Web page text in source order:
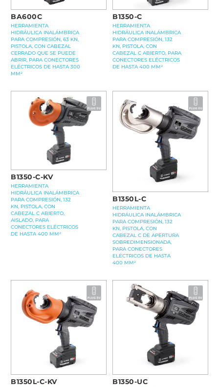
BA600C
HERRAMIENTA
HIDRÁULICA INALÁMBRICA
PARA COMPRESIÓN, 63 KN,
PISTOLA, CON CABEZAL
CERRADO QUE SE PUEDE
ABRIR, PARA CONECTORES
ELÉCTRICOS DE HASTA 300
MM²
B1350-C
HERRAMIENTA
HIDRÁULICA INALÁMBRICA
PARA COMPRESIÓN, 132
KN, PISTOLA, CON
CABEZAL C ABIERTO, PARA
CONECTORES ELÉCTRICOS
DE HASTA 400 MM²
B1350-C-KV
HERRAMIENTA
HIDRÁULICA INALÁMBRICA
PARA COMPRESIÓN, 132
KN, PISTOLA, CON
CABEZAL C ABIERTO,
AISLADO, PARA
CONECTORES ELÉCTRICOS
DE HASTA 400 MM²
B1350L-C
HERRAMIENTA
HIDRÁULICA INALÁMBRICA
PARA COMPRESIÓN, 132
KN, PISTOLA, CON
CABEZAL C DE APERTURA
SOBREDIMENSIONADA,
PARA CONECTORES
ELÉCTRICOS DE HASTA
400 MM²
B1350L-C-KV B1350-UC